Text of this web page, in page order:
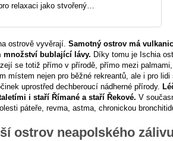
relaxaci jako stvořený…
ostrově vyvěrají. Samotný ostrov má
množství bublající lávy. Díky tomu je Ischia
se totiž přímo v přírodě, přímo mezi
místem nejen pro běžné rekreantů, ale i pro
uprostřed dechberoucí nádherné přírody.
i staří Římané a staří Řekové. V
páteře, revma, astma, chronickou
ostrov neapolského